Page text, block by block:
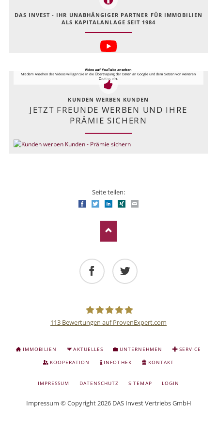
DAS INVEST - IHR UNABHÄNGIGER PARTNER FÜR IMMOBILIEN
ALS KAPITALANLAGE SEIT 1984
Video auf YouTube ansehen
Mit dem Ansehen des Videos willigen Sie in die Übertragung der Daten an Google und dem Setzen von weiteren
Cookies ein.
KUNDEN WERBEN KUNDEN
JETZT FREUNDE WERBEN UND IHRE
PRÄMIE SICHERN
Seite teilen:
FacebookTwitterLinkedIn
Xing
Anlage
und
113 Bewertungen auf ProvenExpert.com
NAVIGATION
IMMOBILIEN AKTUELLES UNTERNEHMEN
SERVICE
KOOPERATION
INFOTHEK KONTAKT
NAVIGATION
IMPRESSUM DATENSCHUTZ SITEMAP LOGIN
Impressum © Copyright 2026 DAS Invest Vertriebs GmbH